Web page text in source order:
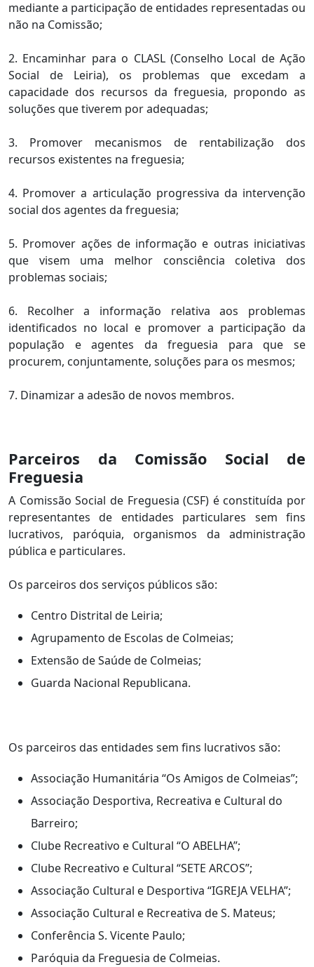
mediante a participação de entidades representadas ou
não na Comissão;
2. Encaminhar para o CLASL (Conselho Local de Ação
Social de Leiria), os problemas que excedam a
capacidade dos recursos da freguesia, propondo as
soluções que tiverem por adequadas;
3. Promover mecanismos de rentabilização dos
recursos existentes na freguesia;
4. Promover a articulação progressiva da intervenção
social dos agentes da freguesia;
5. Promover ações de informação e outras iniciativas
que visem uma melhor consciência coletiva dos
problemas sociais;
6. Recolher a informação relativa aos problemas
identificados no local e promover a participação da
população e agentes da freguesia para que se
procurem, conjuntamente, soluções para os mesmos;
7. Dinamizar a adesão de novos membros.
Parceiros da Comissão Social de
Freguesia
A Comissão Social de Freguesia (CSF) é constituída por
representantes de entidades particulares sem fins
lucrativos, paróquia, organismos da administração
pública e particulares.
Os parceiros dos serviços públicos são:
Centro Distrital de Leiria;
Agrupamento de Escolas de Colmeias;
Extensão de Saúde de Colmeias;
Guarda Nacional Republicana.
Os parceiros das entidades sem fins lucrativos são:
Associação Humanitária “Os Amigos de Colmeias”;
Associação Desportiva, Recreativa e Cultural do
Barreiro;
Clube Recreativo e Cultural “O ABELHA”;
Clube Recreativo e Cultural “SETE ARCOS”;
Associação Cultural e Desportiva “IGREJA VELHA”;
Associação Cultural e Recreativa de S. Mateus;
Conferência S. Vicente Paulo;
Paróquia da Freguesia de Colmeias.